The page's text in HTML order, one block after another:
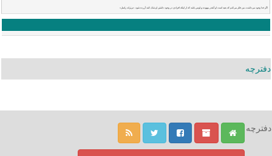
اگر خدا وجود می‌داشت، من فکر می‌کنم که بعید است او آنقدر بیهوده و لوس باشد که از اینکه افرادی در وجود داشتن او شک کنند آزرده شود. «برتراند راسل»
دفترچه
دفترچه